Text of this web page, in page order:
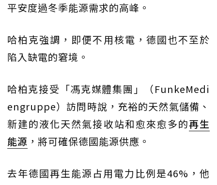
平安度過冬季能源需求的高峰。
哈柏克強調，即便不用核電，德國也不至於
陷入缺電的窘境。
哈柏克接受「馮克媒體集團」（FunkeMedi
engruppe）訪問時說，充裕的天然氣儲備、
新建的液化天然氣接收站和愈來愈多的再生
能源 ，將可確保德國能源供應。
去年德國再生能源占用電力比例是46%，他